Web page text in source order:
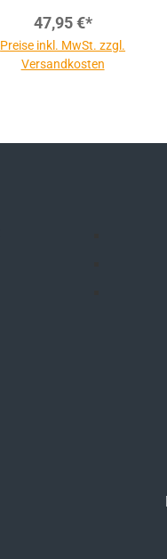
47,95 €*
Preise inkl. MwSt. zzgl.
Versandkosten